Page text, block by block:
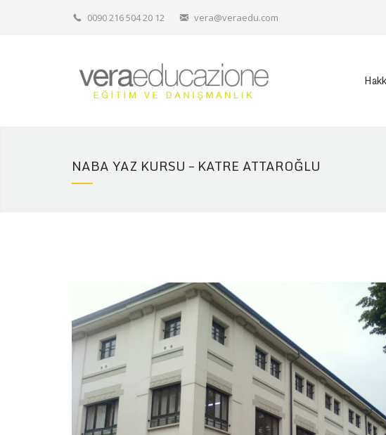
0090 216 504 20 12 vera@veraedu.com
NABA YAZ KURSU – KATRE ATTAROĞLU